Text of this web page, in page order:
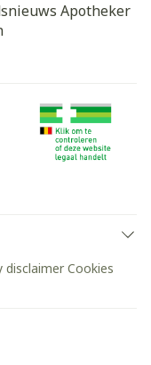
Apotheker
disclaimer Cookies